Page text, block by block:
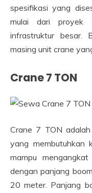
spesifikasi yang
mulai dari proyek
infrastruktur besar.
masing unit crane
Crane 7 TON
Crane 7 TON
yang membutuhkan
mampu
dengan panjang
20 meter. Panjang